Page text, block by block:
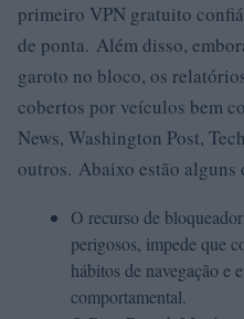
primeiro VPN gratuito
de ponta. Além disso,
garoto no bloco, os
cobertos por veículos bem
News, Washington Post,
outros. Abaixo estão alguns
O recurso de
perigosos, impede que
hábitos de navegação e
comportamental.